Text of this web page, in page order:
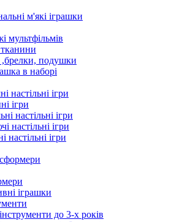
м'які іграшки
мультфільмів
подушки
в наборі
настільні ігри
ігри
настільні ігри
настільні ігри
настільні ігри
іграшки
до 3-х років